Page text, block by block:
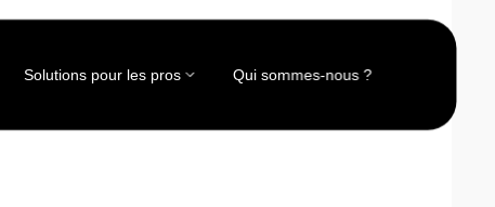
Solutions pour les pros Qui sommes-nous ?